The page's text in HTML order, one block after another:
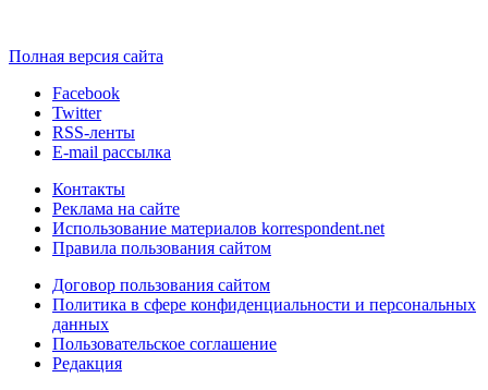
Полная версия сайта
Facebook
Twitter
RSS-ленты
E-mail рассылка
Контакты
Реклама на сайте
Использование материалов korrespondent.net
Правила пользования сайтом
Договор пользования сайтом
Политика в сфере конфиденциальности и персональных
данных
Пользовательское соглашение
Редакция